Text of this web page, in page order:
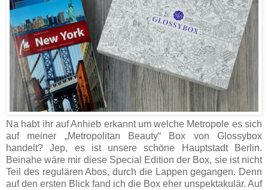
Na habt ihr auf Anhieb erkannt um welche Metropole es sich
auf meiner „Metropolitan Beauty“ Box von Glossybox
handelt? Jep, es ist unsere schöne Hauptstadt Berlin.
Beinahe wäre mir diese Special Edition der Box, sie ist nicht
Teil des regulären Abos, durch die Lappen gegangen. Denn
auf den ersten Blick fand ich die Box eher unspektakulär. Auf